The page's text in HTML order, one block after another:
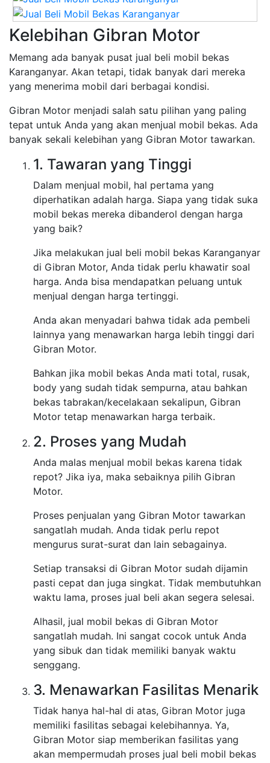
Kelebihan Gibran Motor
Memang ada banyak pusat jual beli mobil bekas
Karanganyar. Akan tetapi, tidak banyak dari mereka
yang menerima mobil dari berbagai kondisi.
Gibran Motor menjadi salah satu pilihan yang paling
tepat untuk Anda yang akan menjual mobil bekas. Ada
banyak sekali kelebihan yang Gibran Motor tawarkan.
1. Tawaran yang Tinggi
Dalam menjual mobil, hal pertama yang
diperhatikan adalah harga. Siapa yang tidak suka
mobil bekas mereka dibanderol dengan harga
yang baik?
Jika melakukan jual beli mobil bekas Karanganyar
di Gibran Motor, Anda tidak perlu khawatir soal
harga. Anda bisa mendapatkan peluang untuk
menjual dengan harga tertinggi.
Anda akan menyadari bahwa tidak ada pembeli
lainnya yang menawarkan harga lebih tinggi dari
Gibran Motor.
Bahkan jika mobil bekas Anda mati total, rusak,
body yang sudah tidak sempurna, atau bahkan
bekas tabrakan/kecelakaan sekalipun, Gibran
Motor tetap menawarkan harga terbaik.
2. Proses yang Mudah
Anda malas menjual mobil bekas karena tidak
repot? Jika iya, maka sebaiknya pilih Gibran
Motor.
Proses penjualan yang Gibran Motor tawarkan
sangatlah mudah. Anda tidak perlu repot
mengurus surat-surat dan lain sebagainya.
Setiap transaksi di Gibran Motor sudah dijamin
pasti cepat dan juga singkat. Tidak membutuhkan
waktu lama, proses jual beli akan segera selesai.
Alhasil, jual mobil bekas di Gibran Motor
sangatlah mudah. Ini sangat cocok untuk Anda
yang sibuk dan tidak memiliki banyak waktu
senggang.
3. Menawarkan Fasilitas Menarik
Tidak hanya hal-hal di atas, Gibran Motor juga
memiliki fasilitas sebagai kelebihannya. Ya,
Gibran Motor siap memberikan fasilitas yang
akan mempermudah proses jual beli mobil bekas